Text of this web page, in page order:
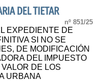
DEL TIETAR
nº 851/25
EXPEDIENTE DE
SI NO SE
DE MODIFICACIÓN
DEL IMPUESTO
DE LOS
URBANA